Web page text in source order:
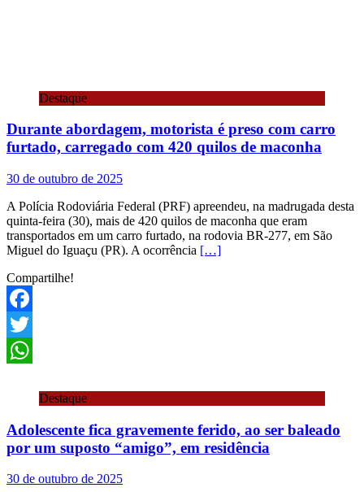
Destaque
Durante abordagem, motorista é preso com carro
furtado, carregado com 420 quilos de maconha
30 de outubro de 2025
A Polícia Rodoviária Federal (PRF) apreendeu, na madrugada desta
quinta-feira (30), mais de 420 quilos de maconha que eram
transportados em um carro furtado, na rodovia BR-277, em São
Miguel do Iguaçu (PR). A ocorrência […]
Compartilhe!
Facebook
Twitter
Destaque
Adolescente fica gravemente ferido, ao ser baleado
por um suposto “amigo”, em residência
30 de outubro de 2025